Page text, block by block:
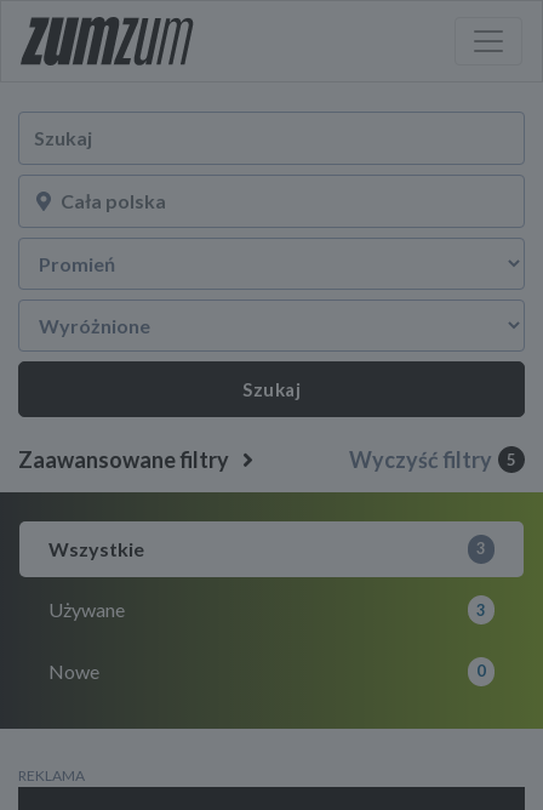
Szukaj
Zaawansowane filtry Wyczyść filtry 5
Wszystkie 3
Używane 3
Nowe 0
REKLAMA